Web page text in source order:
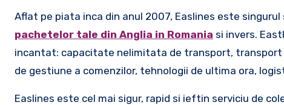
Aflat pe piata inca din anul 2007, Easlines este
pachetelor tale din Anglia in Romania si invers.
incantat: capacitate nelimitata de transport, transport
de gestiune a comenzilor, tehnologii de ultima ora,
Easlines este cel mai sigur, rapid si ieftin serviciu de